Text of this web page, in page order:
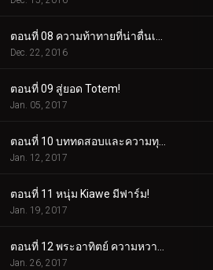
Dec. 22, 2016
ตอนที่ 09 สู่ยอด Totem!
Jan. 05, 2017
Jan. 12, 2017
ตอนที่ 11 หนุ่ม Kiawe มีฟาร์ม!
Jan. 19, 2017
Jan. 26, 2017